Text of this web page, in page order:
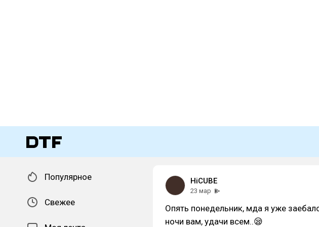
Популярное
Свежее
HiCUBE
23 мар
Опять понедельник, мда я уже
ночи вам, удачи всем..😪